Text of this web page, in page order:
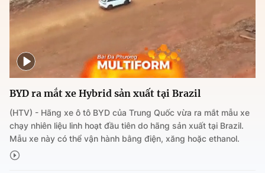
BYD ra mắt xe Hybrid sản xuất tại Brazil
(HTV) - Hãng xe ô tô BYD của Trung Quốc vừa ra mắt mẫu xe
chạy nhiên liệu linh hoạt đầu tiên do hãng sản xuất tại Brazil.
Mẫu xe này có thể vận hành bằng điện, xăng hoặc ethanol.